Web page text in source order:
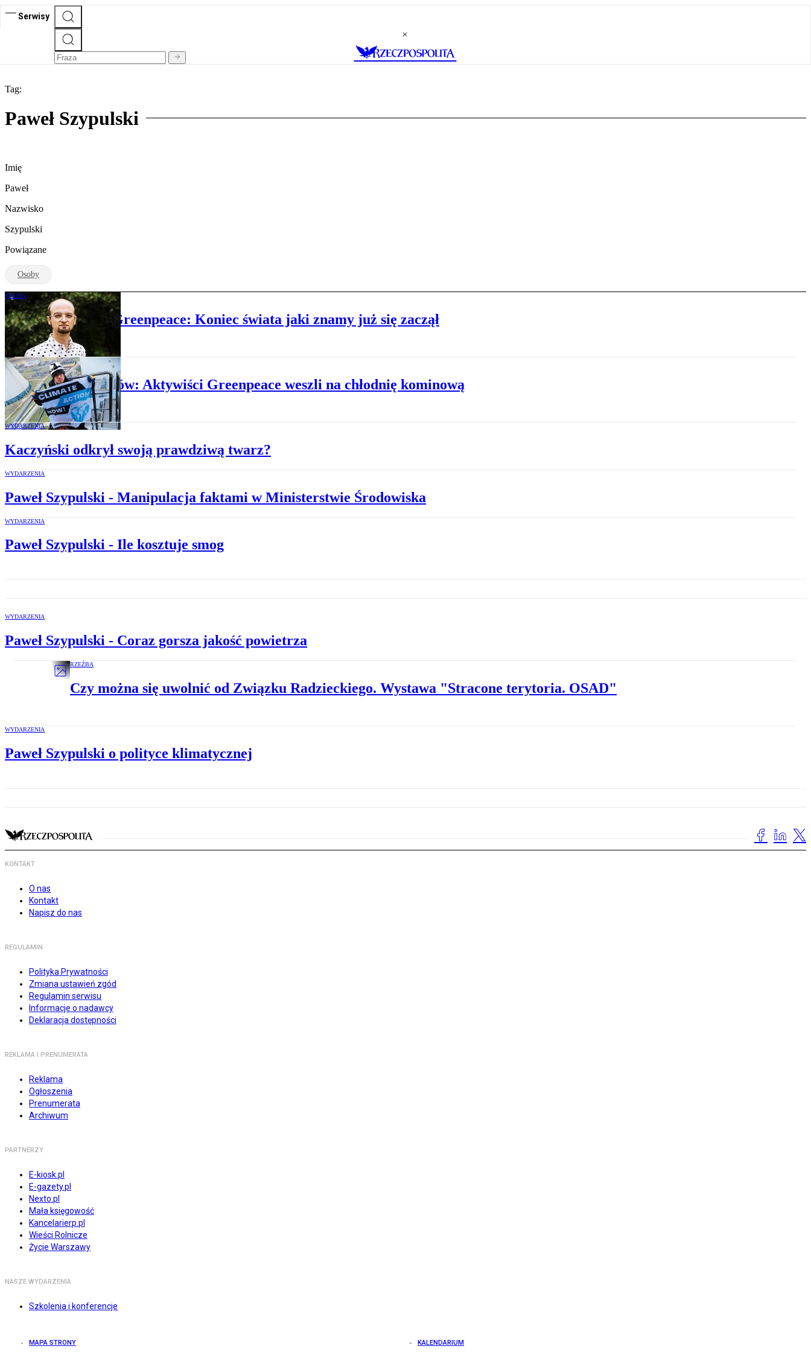
Serwisy
Tag:
Paweł Szypulski
Imię
Paweł
Nazwisko
Szypulski
Powiązane
Osoby
NAUKA
Paweł Szypulski, Greenpeace: Koniec świata jaki znamy już się zaczął
NAUKA
Bełchatów: Aktywiści Greenpeace weszli na chłodnię kominową
WYDARZENIA
Kaczyński odkrył swoją prawdziwą twarz?
WYDARZENIA
Paweł Szypulski - Manipulacja faktami w Ministerstwie Środowiska
WYDARZENIA
Paweł Szypulski - Ile kosztuje smog
WYDARZENIA
Paweł Szypulski - Coraz gorsza jakość powietrza
RZEŹBA
Czy można się uwolnić od Związku Radzieckiego. Wystawa "Stracone terytoria. OSAD"
WYDARZENIA
Paweł Szypulski o polityce klimatycznej
KONTAKT
O nas
Kontakt
Napisz do nas
REGULAMIN
Polityka Prywatności
Zmiana ustawień zgód
Regulamin serwisu
Informacje o nadawcy
Deklaracja dostępności
REKLAMA I PRENUMERATA
Reklama
Ogłoszenia
Prenumerata
Archiwum
PARTNERZY
E-kiosk.pl
E-gazety.pl
Nexto.pl
Mała księgowość
Kancelarierp.pl
Wieści Rolnicze
Życie Warszawy
NASZE WYDARZENIA
Szkolenia i konferencje
MAPA STRONY KALENDARIUM